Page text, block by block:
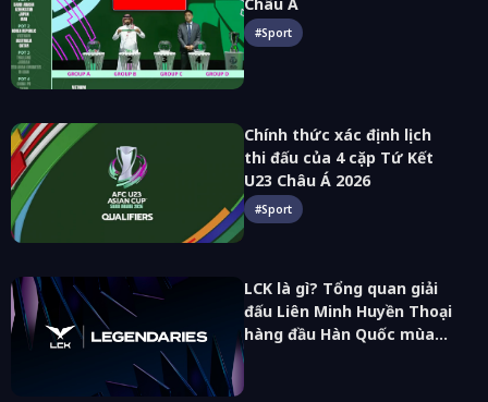
#Sport
Chính thức xác định lịch
thi đấu của 4 cặp Tứ Kết
U23 Châu Á 2026
#Sport
LCK là gì? Tổng quan giải
đấu Liên Minh Huyền Thoại
hàng đầu Hàn Quốc mùa